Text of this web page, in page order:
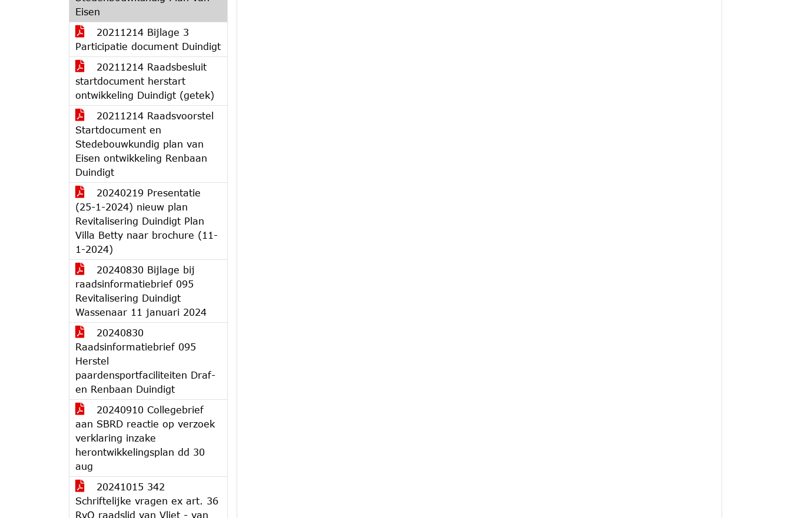
Eisen
20211214 Bijlage 3
Participatie document Duindigt
20211214 Raadsbesluit
startdocument herstart
ontwikkeling Duindigt (getek)
20211214 Raadsvoorstel
Startdocument en
Stedebouwkundig plan van
Eisen ontwikkeling Renbaan
Duindigt
20240219 Presentatie
(25-1-2024) nieuw plan
Revitalisering Duindigt Plan
Villa Betty naar brochure (11-
1-2024)
20240830 Bijlage bij
raadsinformatiebrief 095
Revitalisering Duindigt
Wassenaar 11 januari 2024
20240830
Raadsinformatiebrief 095
Herstel
paardensportfaciliteiten Draf-
en Renbaan Duindigt
20240910 Collegebrief
aan SBRD reactie op verzoek
verklaring inzake
herontwikkelingsplan dd 30
aug
20241015 342
Schriftelijke vragen ex art. 36
RvO raadslid van Vliet - van